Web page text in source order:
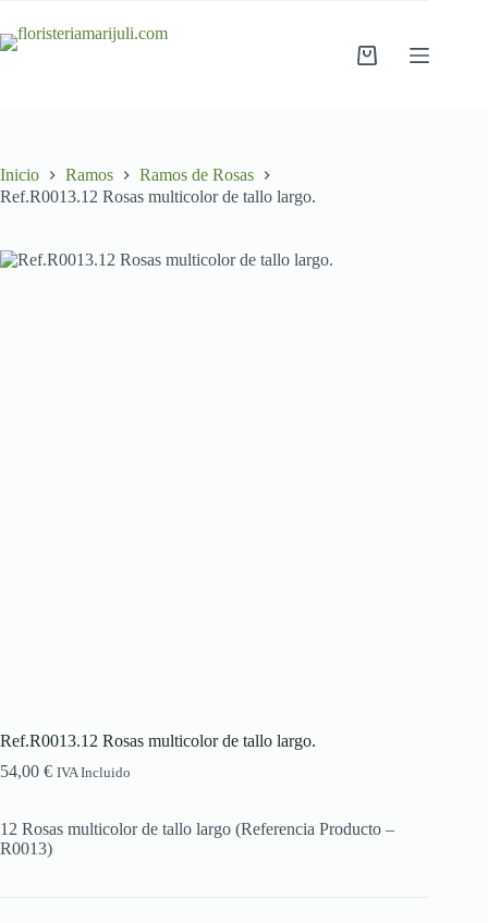
contenido
Carro
Inicio Ramos
Ramos de Rosas
Ref.R0013.12 Rosas multicolor de tallo largo.
Ref.R0013.12 Rosas multicolor de tallo largo.
54,00 € IVA Incluido
12 Rosas multicolor de tallo largo (Referencia Producto –
R0013)